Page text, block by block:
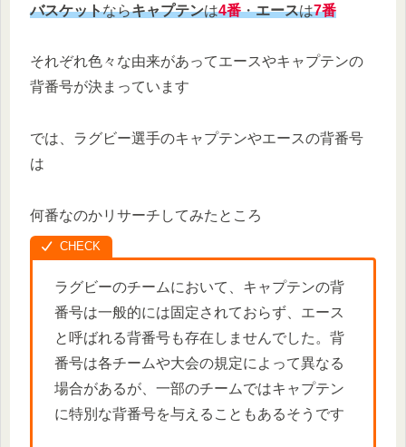
バスケットならキャプテンは4番・エースは7番
それぞれ色々な由来があってエースやキャプテンの
背番号が決まっています
では、ラグビー選手のキャプテンやエースの背番号
は
何番なのかリサーチしてみたところ
ラグビーのチームにおいて、キャプテンの背
番号は一般的には固定されておらず、エース
と呼ばれる背番号も存在しませんでした。背
番号は各チームや大会の規定によって異なる
場合があるが、一部のチームではキャプテン
に特別な背番号を与えることもあるそうです